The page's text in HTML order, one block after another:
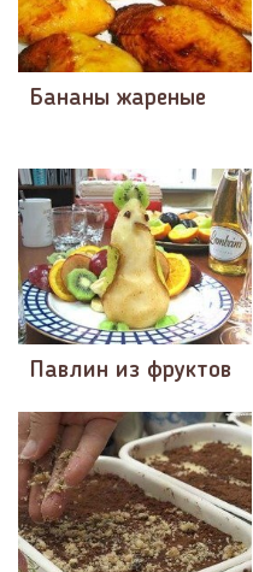
Бананы жареные
Павлин из фруктов